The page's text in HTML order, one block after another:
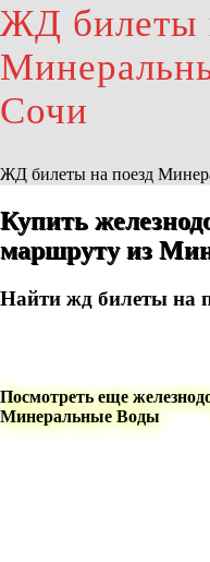
ЖД билеты
Сочи
ЖД билеты на поезд
Купить
маршруту из
Найти жд билеты на
Посмотреть еще
Минеральные Воды